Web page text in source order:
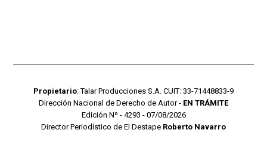
Propietario: Talar Producciones S.A. CUIT: 33-71448833-9
Dirección Nacional de Derecho de Autor - EN TRÁMITE
Edición Nº - 4293 - 07/08/2026
Director Periodístico de El Destape Roberto Navarro